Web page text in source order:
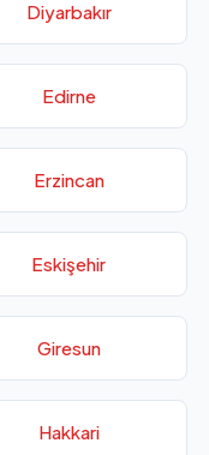
Diyarbakır
Edirne
Erzincan
Eskişehir
Giresun
Hakkari